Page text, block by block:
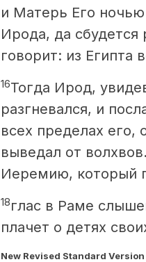
и Матерь Его
Ирода, да
говорит: из Египта
16Тогда Ирод,
разгневался, и
всех пределах его,
выведал от волхвов.
Иеремию, который
18глас в Раме
плачет о детях
New Revised Standard